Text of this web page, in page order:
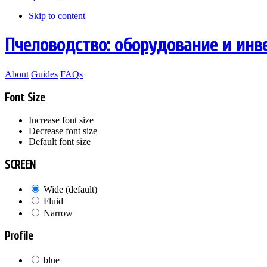
Skip to content
Пчеловодство: оборудование и
About Guides FAQs
Font Size
Increase font size
Decrease font size
Default font size
SCREEN
Wide (default)
Fluid
Narrow
Profile
blue